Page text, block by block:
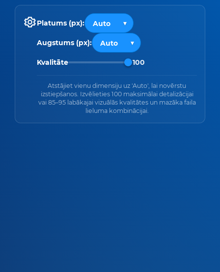
Platums (px):
Augstums (px):
Kvalitāte 100
Atstājiet vienu dimensiju uz 'Auto', lai novērstu
izstiepšanos. Izvēlieties 100 maksimālai detalizācijai
vai 85–95 labākajai vizuālās kvalitātes un mazāka faila
lieluma kombinācijai.